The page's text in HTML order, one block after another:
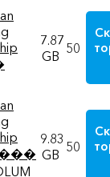
7.87
GB 50
9.83
GB 50